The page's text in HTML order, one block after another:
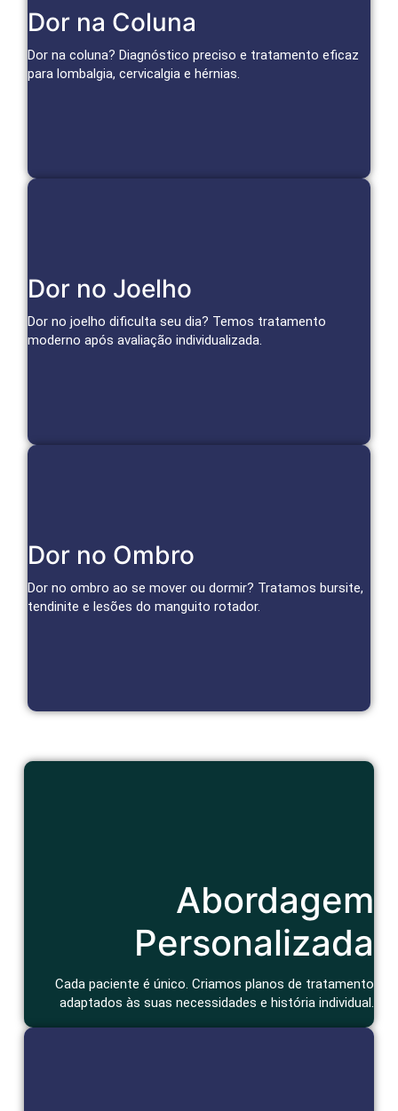
Dor na Coluna
Dor na coluna? Diagnóstico preciso e tratamento eficaz
para lombalgia, cervicalgia e hérnias.
Tratamentos Avançados para Coluna
Bloqueios, infiltrações e técnicas minimamente invasivas
Agendar Consulta
Dor no Joelho
Dor no joelho dificulta seu dia? Temos tratamento
moderno após avaliação individualizada.
Soluções para o Joelho
Infiltrações, medicina regenerativa e técnicas avançadas
Agendar Consulta
Dor no Ombro
Dor no ombro ao se mover ou dormir? Tratamos bursite,
tendinite e lesões do manguito rotador.
Cuidado Especializado para Ombro
Infiltrações, bloqueios e terapias regenerativas reduzem
Agendar Consulta
Abordagem
Personalizada
Cada paciente é único. Criamos planos de tratamento
adaptados às suas necessidades e história individual.
Consulta atenciosa e um tratamento que considera seu
contexto de vida e bem-estar geral.
Agendar Consulta